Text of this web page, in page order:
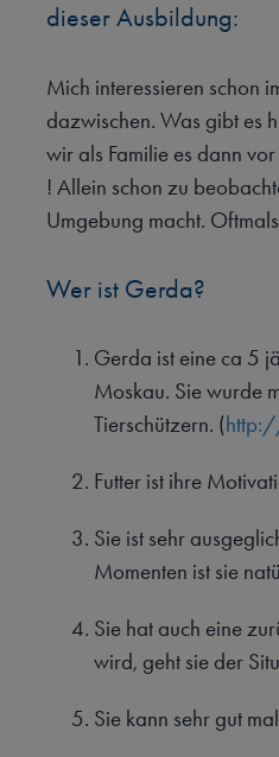
dieser Ausbildung:
Mich interessieren schon
dazwischen. Was gibt es
wir als Familie es dann
! Allein schon zu
Umgebung macht.
Wer ist Gerda?
Gerda ist eine ca 5
Moskau. Sie wurde
Tierschützern. (
Futter ist ihre
Sie ist sehr
Momenten ist sie
Sie hat auch eine
wird, geht sie der
Sie kann sehr gut